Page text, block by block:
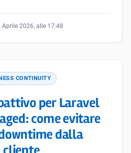
Aprile 2026, alle 17:48
CONTINUITY
per Laravel
come evitare
dalla